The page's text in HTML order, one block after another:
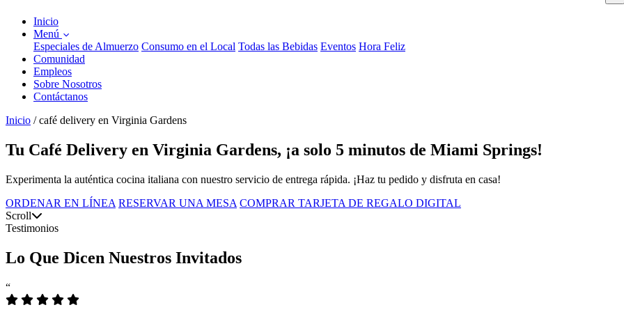
Inicio
Menú
Especiales de Almuerzo Consumo en el Local Todas las Bebidas Eventos Hora Feliz
Comunidad
Empleos
Sobre Nosotros
Contáctanos
Inicio / café delivery en Virginia Gardens
Tu Café Delivery en Virginia Gardens, ¡a solo 5 minutos de Miami Springs!
Experimenta la auténtica cocina italiana con nuestro servicio de entrega rápida. ¡Haz tu pedido y disfruta en casa!
ORDENAR EN LÍNEA RESERVAR UNA MESA COMPRAR TARJETA DE REGALO DIGITAL
Scroll
Testimonios
Lo Que Dicen Nuestros Invitados
“